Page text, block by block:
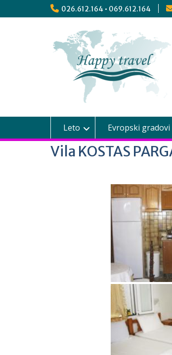
026.612.164 • 069.612.164
Leto Evropski gradovi
Vila KOSTAS